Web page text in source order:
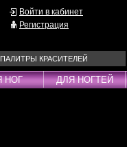
Войти в кабинет
Регистрация
ПАЛИТРЫ КРАСИТЕЛЕЙ
НОГ ДЛЯ НОГТЕЙ